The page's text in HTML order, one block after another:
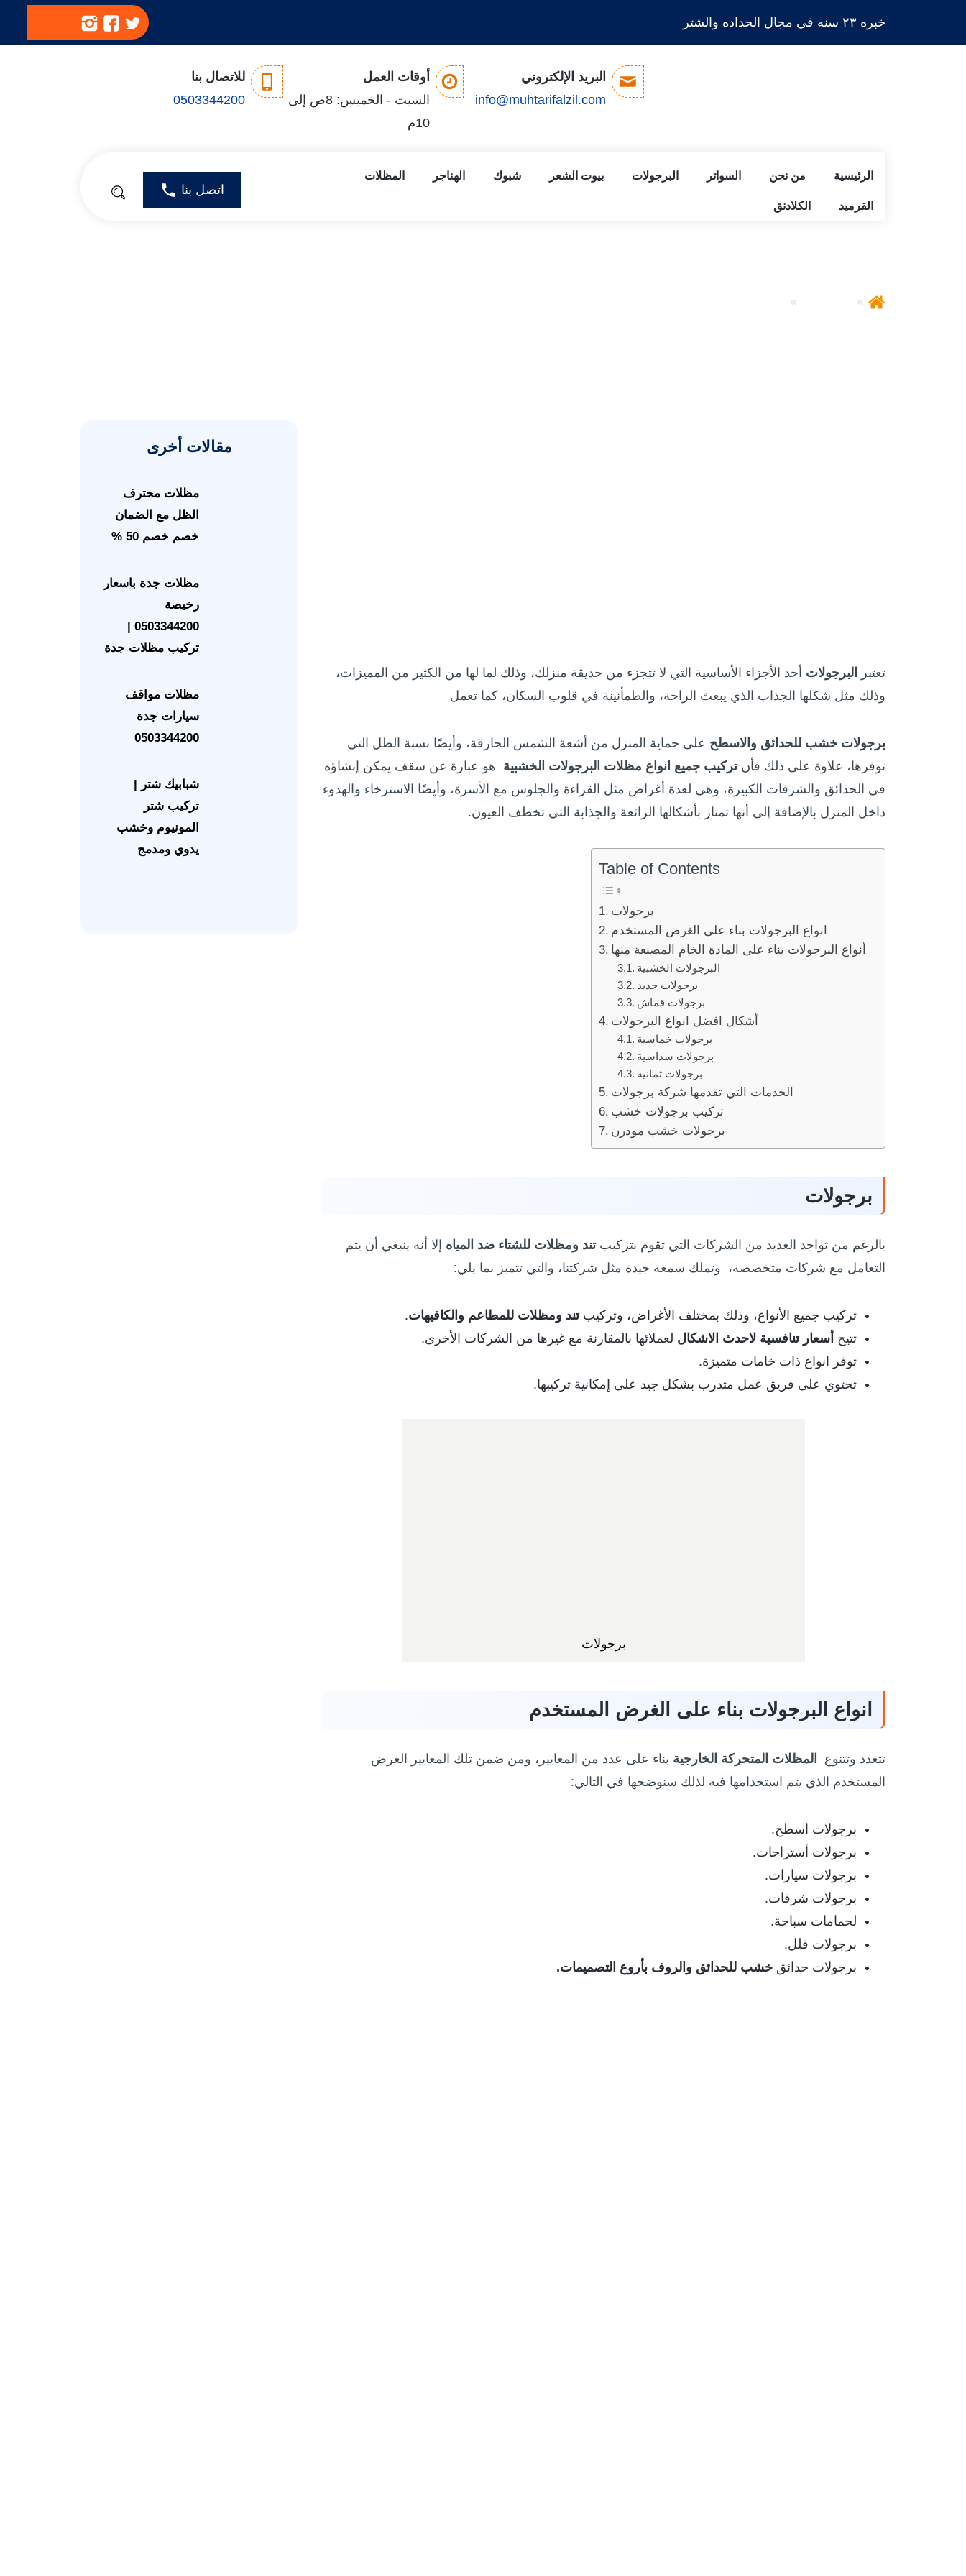
خبره ٢٣ سنه في مجال الحداده والشتر
تابعنا
على
تابعنا
علىعلى
البريد الإلكتروني
info@muhtarifalzil.com
أوقات العمل
السبت - الخميس: 8ص إلى
10م
للاتصال بنا
0503344200
الرئيسية من نحن السواتر البرجولات بيوت الشعر شبوك الهناجر المظلات
القرميد الكلادنق
اتصل بنا
تعتبر البرجولات أحد الأجزاء الأساسية التي لا تتجزء من حديقة منزلك، وذلك لما لها من الكثير من المميزات،
وذلك مثل شكلها الجذاب الذي يبعث الراحة، والطمأنينة في قلوب السكان، كما تعمل
برجولات خشب للحدائق والاسطح على حماية المنزل من أشعة الشمس الحارقة، وأيضًا نسبة الظل التي
توفرها، علاوة على ذلك فأن تركيب جميع انواع مظلات البرجولات الخشبية هو عبارة عن سقف يمكن إنشاؤه
في الحدائق والشرفات الكبيرة، وهي لعدة أغراض مثل القراءة والجلوس مع الأسرة، وأيضًا الاسترخاء والهدوء
داخل المنزل بالإضافة إلى أنها تمتاز بأشكالها الرائعة والجذابة التي تخطف العيون.
Table of Contents
برجولات
انواع البرجولات بناء على الغرض المستخدم
تركيب برجولات خشب
برجولات
بالرغم من تواجد العديد من الشركات التي تقوم بتركيبتند ومظلات للشتاء ضد المياه إلا أنه ينبغي أن يتم
التعامل مع شركات متخصصة، وتملك سمعة جيدة مثل شركتنا، والتي تتميز بما يلي:
تركيب جميع الأنواع، وذلك بمختلف الأغراض، وتركيبتند ومظلات للمطاعم والكافيهات.
تتيح أسعار تنافسية لاحدث الاشكال لعملائها بالمقارنة مع غيرها من الشركات الأخرى.
توفر انواع ذات خامات متميزة.
تحتوي على فريق عمل متدرب بشكل جيد على إمكانية تركيبها.
برجولات
انواع البرجولات بناء على الغرض المستخدم
تتعدد وتتنوع المظلات المتحركة الخارجية بناء على عدد من المعايير، ومن ضمن تلك المعايير الغرض
المستخدم الذي يتم استخدامها فيه لذلك سنوضحها في التالي:
برجولات اسطح.
برجولات أستراحات.
برجولات سيارات.
برجولات شرفات.
لحمامات سباحة.
برجولات فلل.
برجولات حدائق خشب للحدائق والروف بأروع التصميمات.
مقالات أخرى
مظلات محترف
الظل مع الضمان
خصم خصم 50 %
مظلات جدة باسعار
رخيصة
0503344200 |
تركيب مظلات جدة
مظلات مواقف
سيارات جدة
0503344200
شبابيك شتر |
تركيب شتر
المونيوم وخشب
يدوي ومدمج